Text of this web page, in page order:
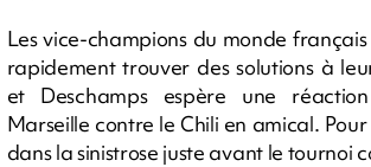
Les vice-champions du monde
rapidement trouver des solutions à
et Deschamps espère une
Marseille contre le Chili en amical.
dans la sinistrose juste avant le tournoi